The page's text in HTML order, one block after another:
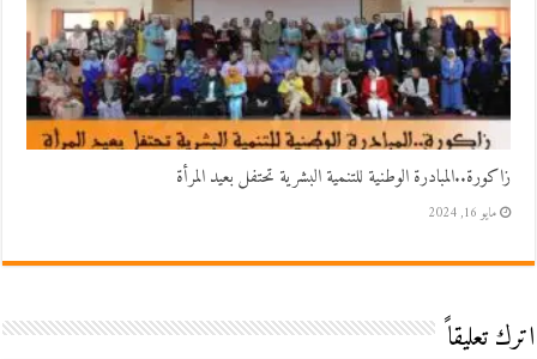
زاكورة..المبادرة الوطنية للتنمية البشرية تحتفل بعيد المرأة
مايو 16, 2024
اترك تعليقاً